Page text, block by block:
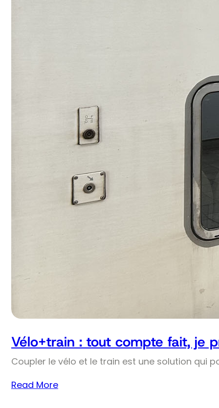
Vélo+train : tout compte fait, je
Coupler le vélo et le train est une solution qui
Read More